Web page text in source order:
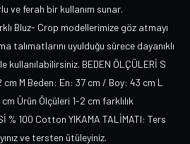
ve ferah bir kullanım sunar.
Bluz- Crop modellerimize göz atmayı
talımatlarını uyulduğu sürece dayanıklı
kullanılabilirsiniz. BEDEN ÖLÇÜLERİ S
M Beden: En: 37 cm / Boy: 43 cm L
Ürün Ölçüleri 1-2 cm farklılık
% 100 Cotton YIKAMA TALİMATI: Ters
ve tersten ütüleyiniz.